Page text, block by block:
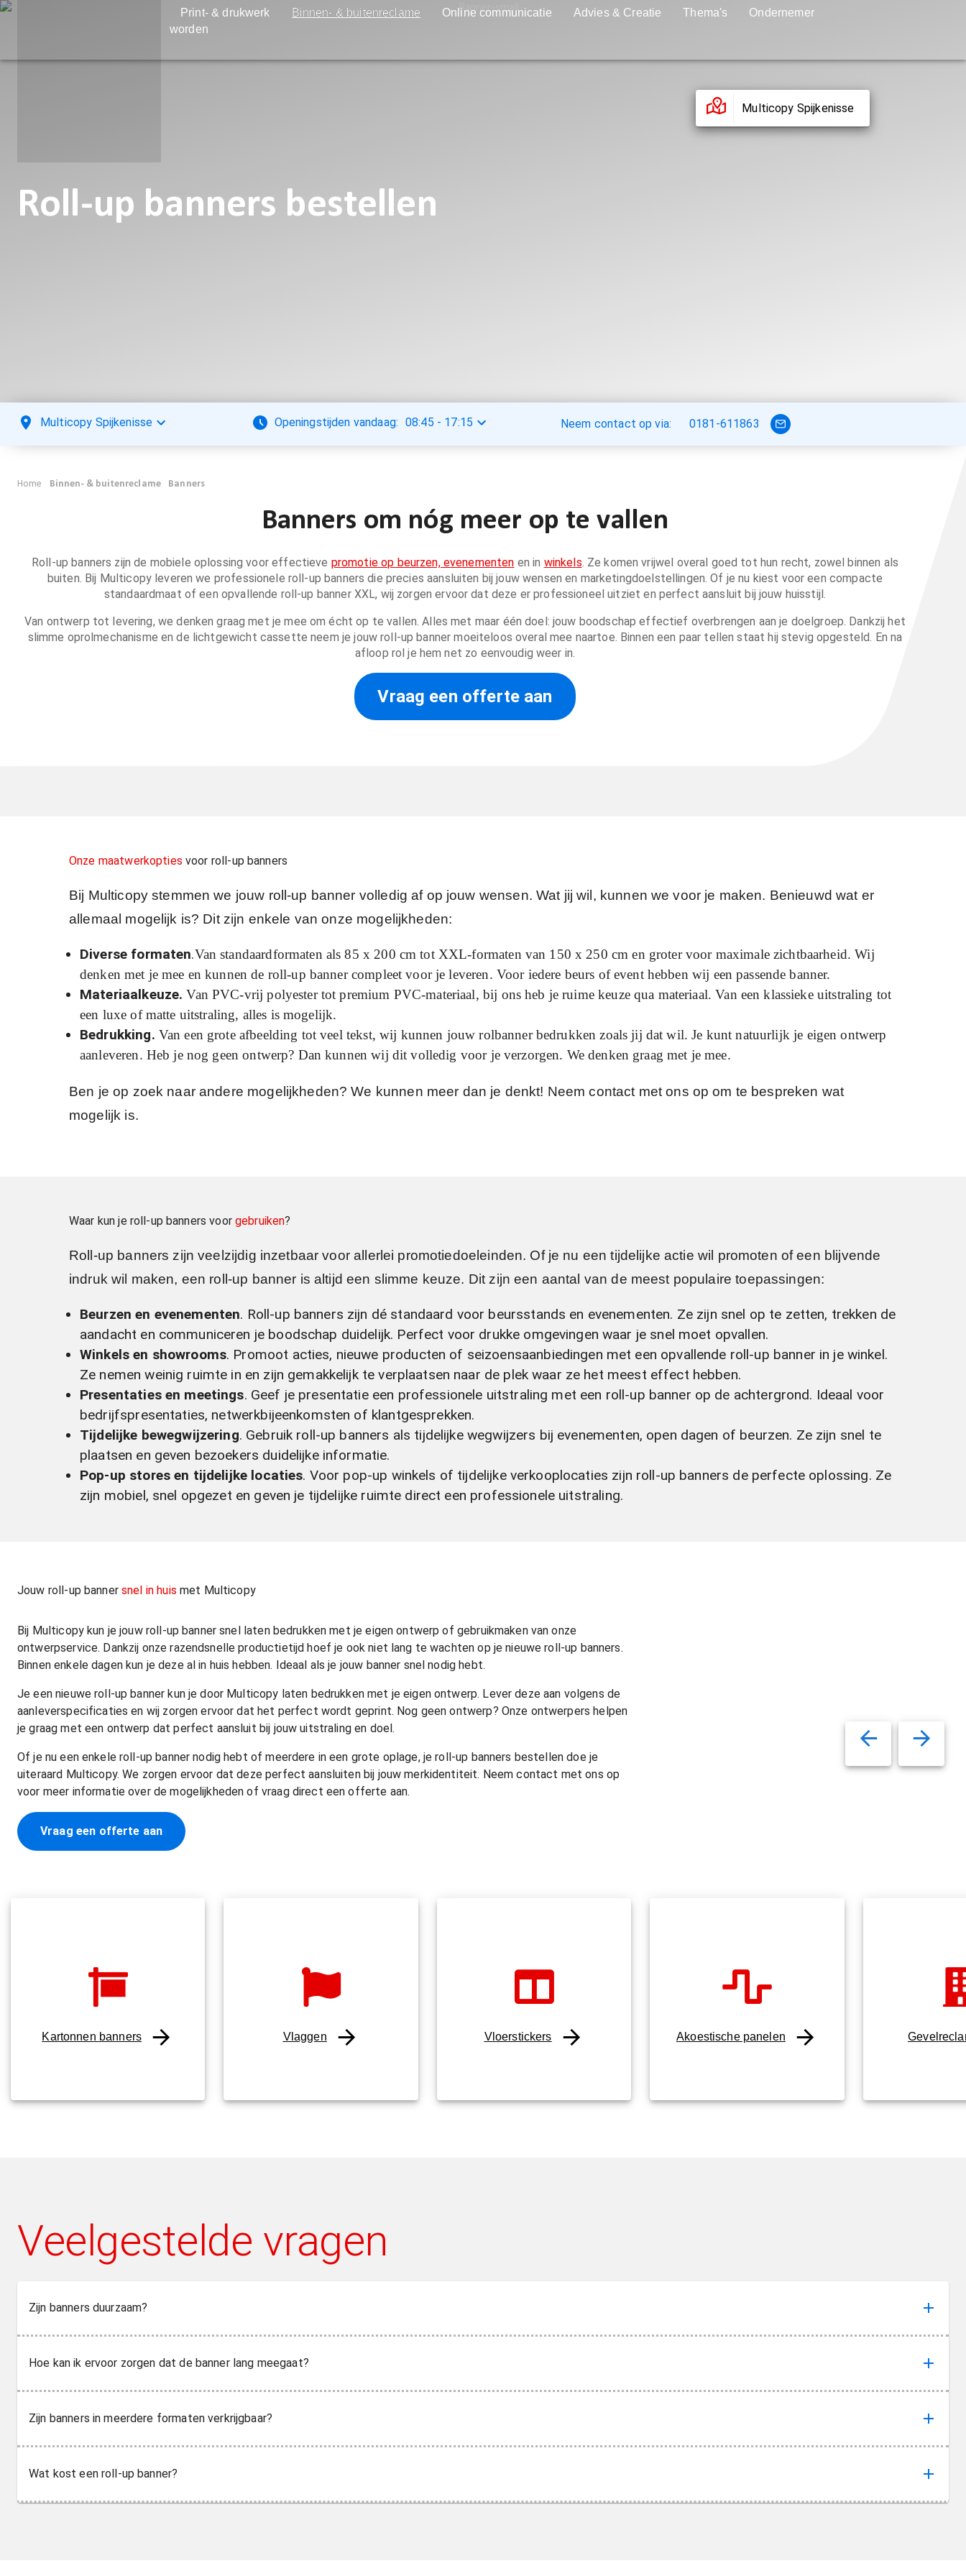
Print- & drukwerk Binnen- & buitenreclame Online communicatie Advies & Creatie Thema's
Ondernemer
worden
Multicopy Spijkenisse
Roll-up banners bestellen
Multicopy Spijkenisse Openingstijden vandaag: 08:45 - 17:15 Neem contact op via: 0181-611863
Home Binnen- & buitenreclame Banners
Banners om nóg meer op te vallen
Roll-up banners zijn de mobiele oplossing voor effectieve promotie op beurzen, evenementen en in winkels. Ze komen vrijwel overal goed tot hun recht, zowel binnen als
buiten. Bij Multicopy leveren we professionele roll-up banners die precies aansluiten bij jouw wensen en marketingdoelstellingen. Of je nu kiest voor een compacte
standaardmaat of een opvallende roll-up banner XXL, wij zorgen ervoor dat deze er professioneel uitziet en perfect aansluit bij jouw huisstijl.
Van ontwerp tot levering, we denken graag met je mee om écht op te vallen. Alles met maar één doel: jouw boodschap effectief overbrengen aan je doelgroep. Dankzij het
slimme oprolmechanisme en de lichtgewicht cassette neem je jouw roll-up banner moeiteloos overal mee naartoe. Binnen een paar tellen staat hij stevig opgesteld. En na
afloop rol je hem net zo eenvoudig weer in.
Vraag een offerte aan
Onze maatwerkoptiesvoor roll-up banners
Bij Multicopy stemmen we jouw roll-up banner volledig af op jouw wensen. Wat jij wil, kunnen we voor je maken. Benieuwd wat er
allemaal mogelijk is? Dit zijn enkele van onze mogelijkheden:
Diverse formaten.Van standaardformaten als 85 x 200 cm tot XXL-formaten van 150 x 250 cm en groter voor maximale zichtbaarheid. Wij
denken met je mee en kunnen de roll-up banner compleet voor je leveren. Voor iedere beurs of event hebben wij een passende banner.
Materiaalkeuze. Van PVC-vrij polyester tot premium PVC-materiaal, bij ons heb je ruime keuze qua materiaal. Van een klassieke uitstraling tot
een luxe of matte uitstraling, alles is mogelijk.
Bedrukking. Van een grote afbeelding tot veel tekst, wij kunnen jouw rolbanner bedrukken zoals jij dat wil.Je kunt natuurlijkje eigen ontwerp
aanleveren. Heb je nog geen ontwerp? Dan kunnen wij dit volledig voor je verzorgen. We denken graag met je mee.
Ben je op zoek naar andere mogelijkheden? We kunnen meer dan je denkt! Neem contact met ons op om te bespreken wat
mogelijk is.
Waar kun je roll-up banners voor gebruiken?
Roll-up banners zijn veelzijdig inzetbaar voor allerlei promotiedoeleinden. Of je nu een tijdelijke actie wil promoten of een blijvende
indruk wil maken, een roll-up banner is altijd een slimme keuze. Dit zijn een aantal van de meest populaire toepassingen:
Beurzen en evenementen. Roll-up banners zijn dé standaard voor beursstands en evenementen. Ze zijn snel op te zetten, trekken de
aandacht en communiceren je boodschap duidelijk. Perfect voor drukke omgevingen waar je snel moet opvallen.
Winkels en showrooms. Promoot acties, nieuwe producten of seizoensaanbiedingen met een opvallende roll-up banner in je winkel.
Ze nemen weinig ruimte in en zijn gemakkelijk te verplaatsen naar de plek waar ze het meest effect hebben.
Presentaties en meetings. Geef je presentatie een professionele uitstraling met een roll-up banner op de achtergrond. Ideaal voor
bedrijfspresentaties, netwerkbijeenkomsten of klantgesprekken.
Tijdelijke bewegwijzering. Gebruik roll-up banners als tijdelijke wegwijzers bij evenementen, open dagen of beurzen. Ze zijn snel te
plaatsen en geven bezoekers duidelijke informatie.
Pop-up stores en tijdelijke locaties. Voor pop-up winkels of tijdelijke verkooplocaties zijn roll-up banners de perfecte oplossing. Ze
zijn mobiel, snel opgezet en geven je tijdelijke ruimte direct een professionele uitstraling.
Jouw roll-up bannersnel in huis met Multicopy
Bij Multicopy kun je jouw roll-up banner snel laten bedrukken met je eigen ontwerp of gebruikmaken van onze
ontwerpservice. Dankzij onze razendsnelle productietijd hoef je ook niet lang te wachten op je nieuwe roll-up banners.
Binnen enkele dagen kun je deze al in huis hebben. Ideaal als je jouw banner snel nodig hebt.
Je een nieuwe roll-up banner kun je door Multicopy laten bedrukken met je eigen ontwerp. Lever deze aan volgens de
aanleverspecificaties en wij zorgen ervoor dat het perfect wordt geprint. Nog geen ontwerp? Onze ontwerpers helpen
je graag met een ontwerp dat perfect aansluit bij jouw uitstraling en doel.
Of je nu een enkele roll-up banner nodig hebt of meerdere in een grote oplage, je roll-up banners bestellen doe je
uiteraard Multicopy. We zorgen ervoor dat deze perfect aansluiten bij jouw merkidentiteit. Neem contact met ons op
voor meer informatie over de mogelijkheden of vraag direct een offerte aan.
Vraag een offerte aan
Kartonnen banners Vlaggen Vloerstickers Akoestische panelen
Veelgestelde vragen
Zijn banners duurzaam?
Hoe kan ik ervoor zorgen dat de banner lang meegaat?
Zijn banners in meerdere formaten verkrijgbaar?
Wat kost een roll-up banner?